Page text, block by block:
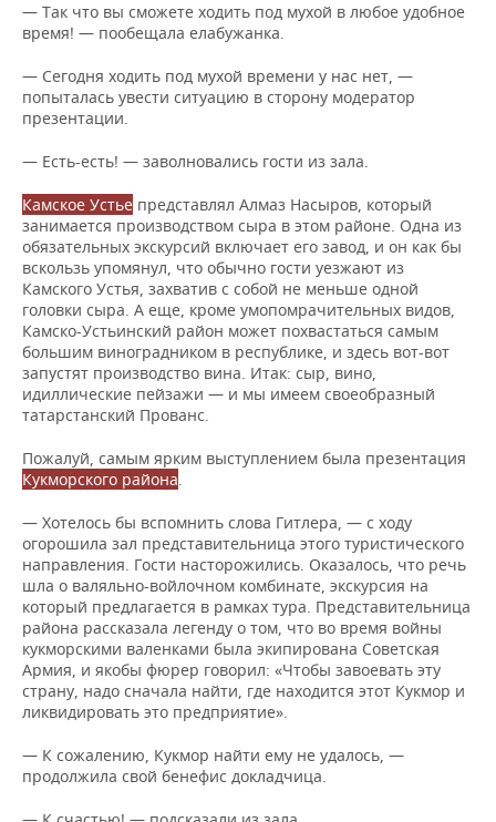
— Так что вы сможете ходить под мухой в любое удобное
время! — пообещала елабужанка.
— Сегодня ходить под мухой времени у нас нет, —
попыталась увести ситуацию в сторону модератор
презентации.
— Есть-есть! — заволновались гости из зала.
Камское Устье представлял Алмаз Насыров, который
занимается производством сыра в этом районе. Одна из
обязательных экскурсий включает его завод, и он как бы
вскользь упомянул, что обычно гости уезжают из
Камского Устья, захватив с собой не меньше одной
головки сыра. А еще, кроме умопомрачительных видов,
Камско-Устьинский район может похвастаться самым
большим виноградником в республике, и здесь вот-вот
запустят производство вина. Итак: сыр, вино,
идиллические пейзажи — и мы имеем своеобразный
татарстанский Прованс.
Пожалуй, самым ярким выступлением была презентация
Кукморского района.
— Хотелось бы вспомнить слова Гитлера, — с ходу
огорошила зал представительница этого туристического
направления. Гости насторожились. Оказалось, что речь
шла о валяльно-войлочном комбинате, экскурсия на
который предлагается в рамках тура. Представительница
района рассказала легенду о том, что во время войны
кукморскими валенками была экипирована Советская
Армия, и якобы фюрер говорил: «Чтобы завоевать эту
страну, надо сначала найти, где находится этот Кукмор и
ликвидировать это предприятие».
— К сожалению, Кукмор найти ему не удалось, —
продолжила свой бенефис докладчица.